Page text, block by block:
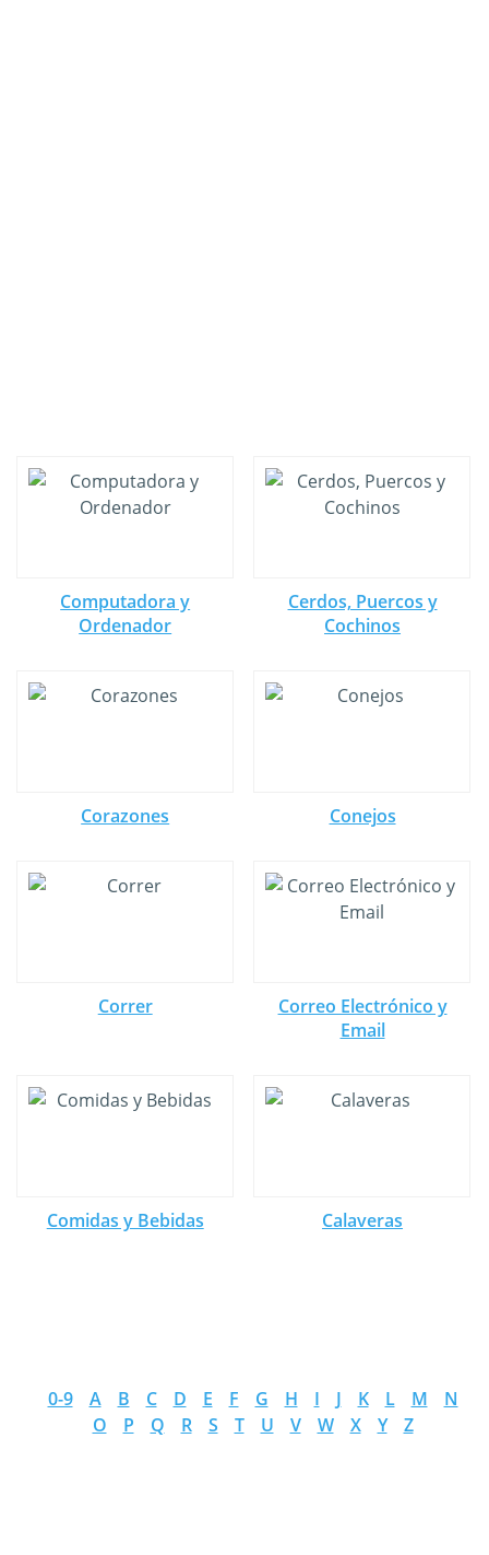
Computadora y
Ordenador
Cerdos, Puercos y
Cochinos
Corazones Conejos
Correr
Correo Electrónico y
Email
Comidas y Bebidas Calaveras
0-9 A B C D E F G H I J K L M
N
O
P Q R S T U V W X Y Z